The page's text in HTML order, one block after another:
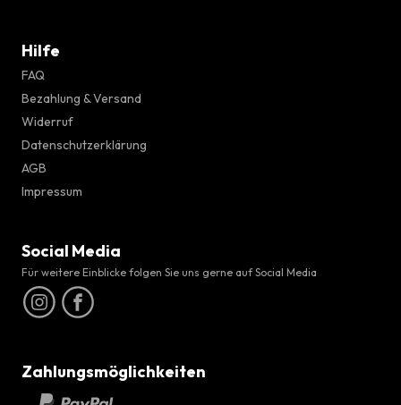
Hilfe
FAQ
Bezahlung & Versand
Widerruf
Datenschutzerklärung
AGB
Impressum
Social Media
Für weitere Einblicke folgen Sie uns gerne auf Social Media
Zahlungsmöglichkeiten